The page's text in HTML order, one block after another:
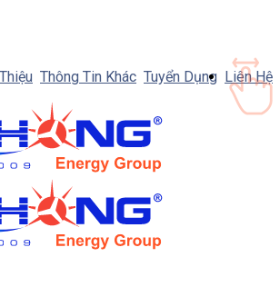
Thông Tin Khác Tuyển Dụng Liên Hệ